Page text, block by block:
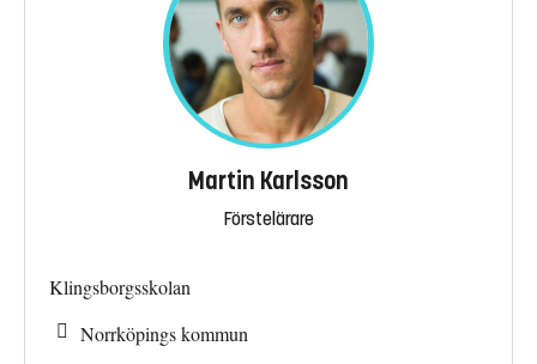
Martin Karlsson
Förstelärare
Klingsborgsskolan
Norrköpings kommun